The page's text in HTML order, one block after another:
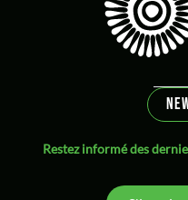
Restez informé des